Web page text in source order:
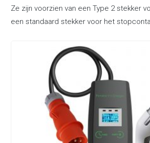
Ze zijn voorzien van een Type 2 stekker
een standaard stekker voor het